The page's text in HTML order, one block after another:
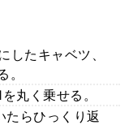
たキャベツ、
丸く乗せる。
らひっくり返